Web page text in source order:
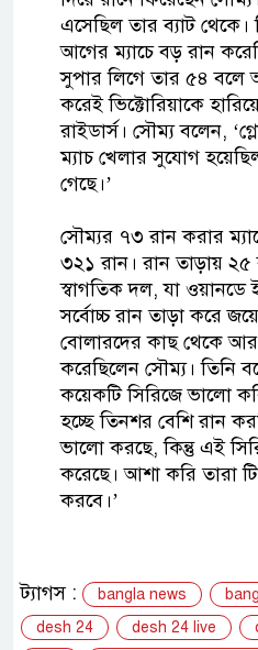
এসেছিল তার ব্যাট থেকে।
আগের ম্যাচে বড় রান
সুপার লিগে তার ৫৪ বলে
করেই ভিক্টোরিয়াকে
রাইডার্স। সৌম্য বলেন,
ম্যাচ খেলার সুযোগ
গেছে।’
সৌম্যর ৭৩ রান করার
৩২১ রান। রান তাড়ায়
স্বাগতিক দল, যা ওয়ানডে
সর্বোচ্চ রান তাড়া করে
বোলারদের কাছ থেকে
করেছিলেন সৌম্য। তিনি
কয়েকটি সিরিজে ভালো
হচ্ছে তিনশর বেশি রান
ভালো করছে, কিন্তু এই
করেছে। আশা করি তারা
করবে।’
ট্যাগস : bangla news
desh 24
desh 24 live